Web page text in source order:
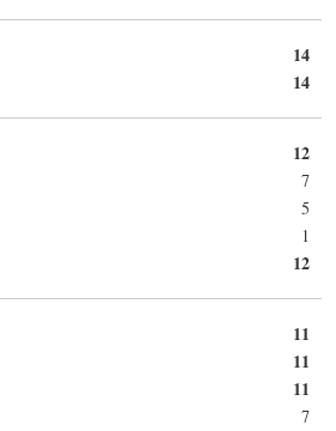
14
14
12
7
5
1
12
11
11
11
7